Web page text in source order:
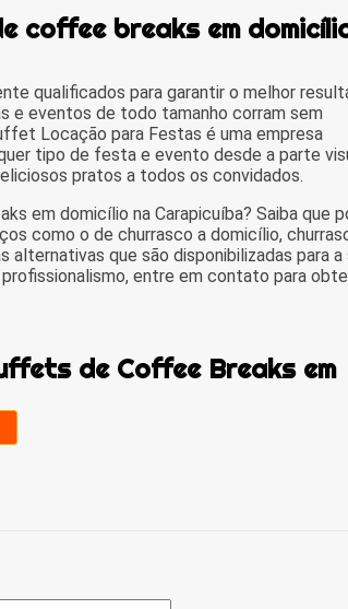
coffee breaks em
qualificados para garantir o melhor
e eventos de todo tamanho corram sem
Locação para Festas é uma empresa
tipo de festa e evento desde a parte
pratos a todos os convidados.
em domicílio na Carapicuíba? Saiba que
como o de churrasco a domicílio,
que são disponibilizadas para a
entre em contato para
de Coffee Breaks em